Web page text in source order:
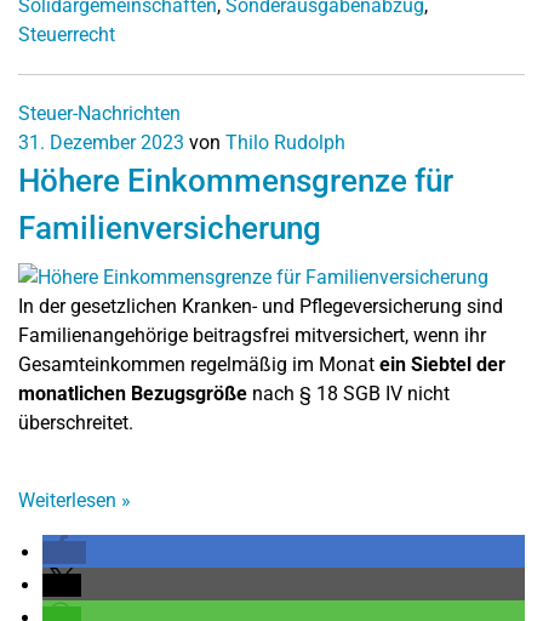
Solidargemeinschaften, Sonderausgabenabzug,
Steuerrecht
Steuer-Nachrichten
31. Dezember 2023 von Thilo Rudolph
Höhere Einkommensgrenze für
Familienversicherung
In der gesetzlichen Kranken- und Pflegeversicherung sind
Familienangehörige beitragsfrei mitversichert, wenn ihr
Gesamteinkommen regelmäßig im Monat ein Siebtel der
monatlichen Bezugsgröße nach § 18 SGB IV nicht
überschreitet.
Weiterlesen »